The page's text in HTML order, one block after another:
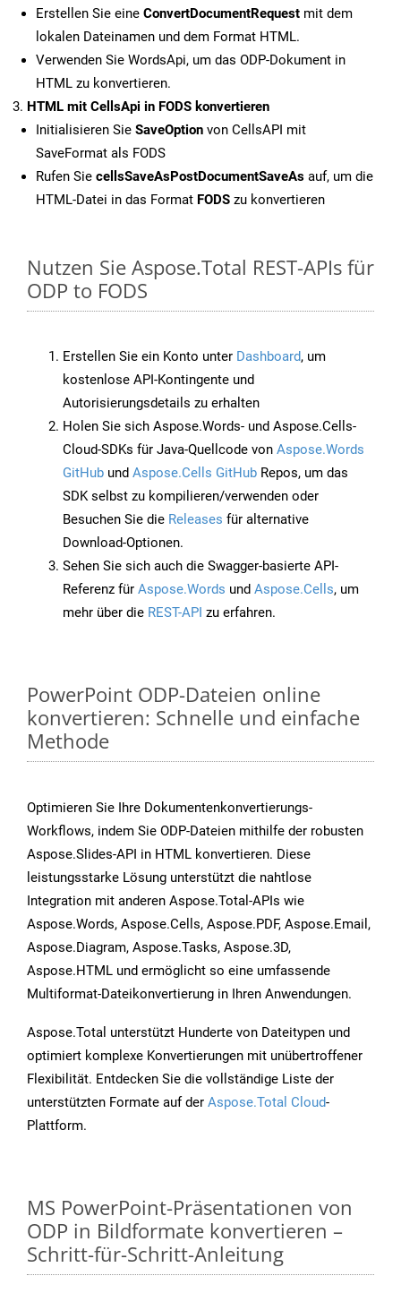
Erstellen Sie eine ConvertDocumentRequest mit dem
lokalen Dateinamen und dem Format HTML.
Verwenden Sie WordsApi, um das ODP-Dokument in
HTML zu konvertieren.
HTML mit CellsApi in FODS konvertieren
Initialisieren Sie SaveOption von CellsAPI mit
SaveFormat als FODS
Rufen Sie cellsSaveAsPostDocumentSaveAs auf, um die
HTML-Datei in das Format FODS zu konvertieren
Nutzen Sie Aspose.Total REST-APIs für
ODP to FODS
Erstellen Sie ein Konto unter Dashboard, um
kostenlose API-Kontingente und
Autorisierungsdetails zu erhalten
Holen Sie sich Aspose.Words- und Aspose.Cells-
Cloud-SDKs für Java-Quellcode von Aspose.Words
GitHub und Aspose.Cells GitHub Repos, um das
SDK selbst zu kompilieren/verwenden oder
Besuchen Sie die Releases für alternative
Download-Optionen.
Sehen Sie sich auch die Swagger-basierte API-
Referenz für Aspose.Words und Aspose.Cells, um
mehr über die REST-API zu erfahren.
PowerPoint ODP-Dateien online
konvertieren: Schnelle und einfache
Methode
Optimieren Sie Ihre Dokumentenkonvertierungs-
Workflows, indem Sie ODP-Dateien mithilfe der robusten
Aspose.Slides-API in HTML konvertieren. Diese
leistungsstarke Lösung unterstützt die nahtlose
Integration mit anderen Aspose.Total-APIs wie
Aspose.Words, Aspose.Cells, Aspose.PDF, Aspose.Email,
Aspose.Diagram, Aspose.Tasks, Aspose.3D,
Aspose.HTML und ermöglicht so eine umfassende
Multiformat-Dateikonvertierung in Ihren Anwendungen.
Aspose.Total unterstützt Hunderte von Dateitypen und
optimiert komplexe Konvertierungen mit unübertroffener
Flexibilität. Entdecken Sie die vollständige Liste der
unterstützten Formate auf der Aspose.Total Cloud-
Plattform.
MS PowerPoint-Präsentationen von
ODP in Bildformate konvertieren –
Schritt-für-Schritt-Anleitung